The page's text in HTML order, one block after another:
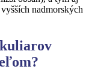
nadmorských
ľom?